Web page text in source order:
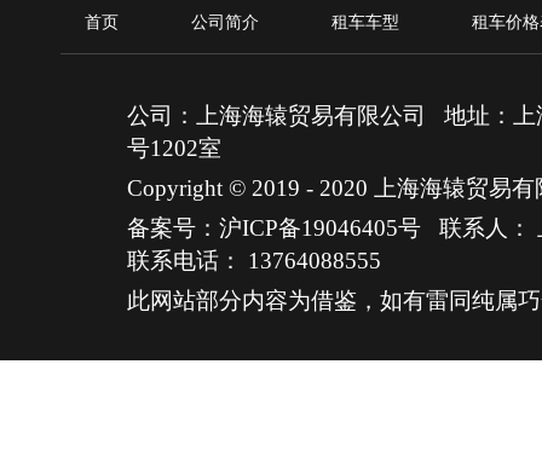
首页 公司简介 租车车型 租车价
公司：上海海辕贸易有限公司 地址：上
号1202室
Copyright © 2019 - 2020 上海海辕贸易
备案号：沪ICP备19046405号 联系人：
联系电话： 13764088555
此网站部分内容为借鉴，如有雷同纯属